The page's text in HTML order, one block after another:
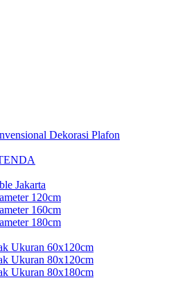
Dekorasi Plafon
Jakarta
120cm
160cm
180cm
Ukuran 60x120cm
Ukuran 80x120cm
Ukuran 80x180cm